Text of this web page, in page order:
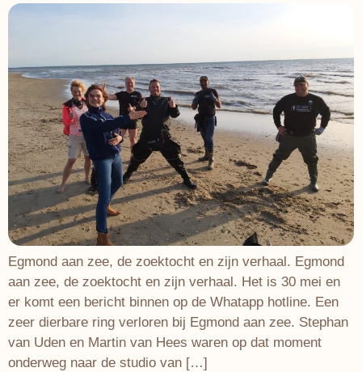
Egmond aan zee, de zoektocht en zijn verhaal. Egmond
aan zee, de zoektocht en zijn verhaal. Het is 30 mei en
er komt een bericht binnen op de Whatapp hotline. Een
zeer dierbare ring verloren bij Egmond aan zee. Stephan
van Uden en Martin van Hees waren op dat moment
onderweg naar de studio van […]